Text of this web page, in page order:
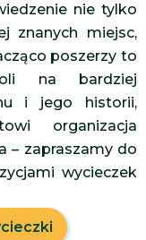
nie tylko
znanych miejsc,
poszerzy to
na bardziej
i jego historii,
organizacja
– zapraszamy do
wycieczek